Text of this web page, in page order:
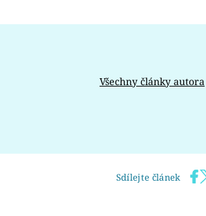
Všechny články autora
Sdílejte článek